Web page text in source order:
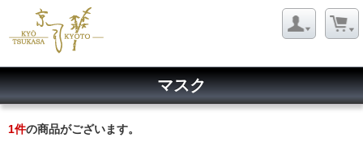
マスク
1件の商品がございます。